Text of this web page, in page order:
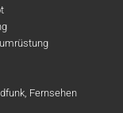
Fernsehen